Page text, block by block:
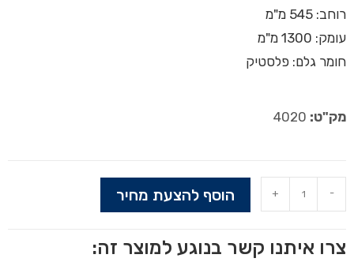
רוחב: 545 מ"מ
עומק: 1300 מ"מ
חומר גלם: פלסטיק
מק"ט: 4020
-
+ הוסף להצעת מחיר
צרו איתנו קשר בנוגע למוצר זה: